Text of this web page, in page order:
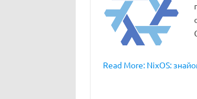
Read More: NixOS: